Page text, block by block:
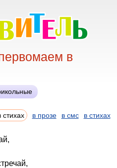
в
стихах в прозе в смс в стихах